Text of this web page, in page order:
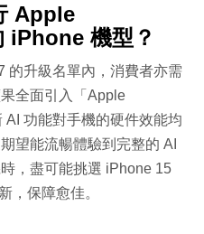
Apple
機型？
的升級名單內，消費者亦需
全面引入「Apple
AI 功能對手機的硬件效能均
望能流暢體驗到完整的 AI
，盡可能挑選 iPhone 15
，保障愈佳。